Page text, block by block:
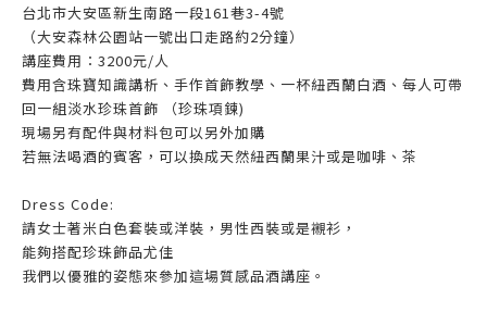
台北市大安區新生南路一段161巷3-4號
（大安森林公園站一號出口走路約2分鐘）
講座費用：3200元/人
費用含珠寶知識講析、手作首飾教學、一杯紐西蘭白酒、每人可帶
回一組淡水珍珠首飾 （珍珠項鍊)
現場另有配件與材料包可以另外加購
若無法喝酒的賓客，可以換成天然紐西蘭果汁或是咖啡、茶
Dress Code:
請女士著米白色套裝或洋裝，男性西裝或是襯衫，
能夠搭配珍珠飾品尤佳
我們以優雅的姿態來參加這場質感品酒講座。